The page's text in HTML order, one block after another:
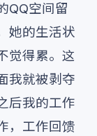
QQ空间留
她的生活状
觉得累。这
我就被剥夺
后我的工作
，工作回馈